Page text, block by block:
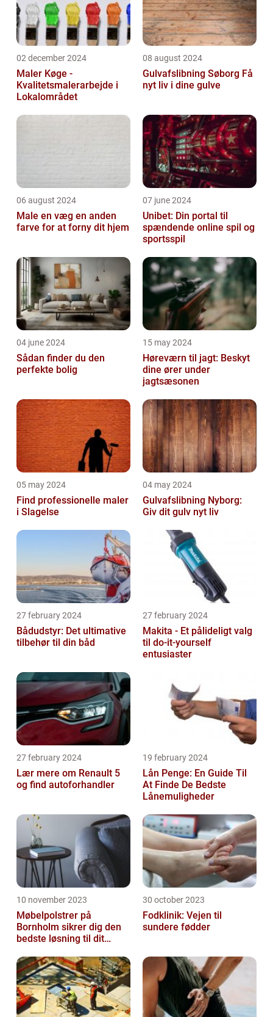
02 december 2024
Maler Køge -
Kvalitetsmalerarbejde i
Lokalområdet
08 august 2024
Gulvafslibning Søborg Få
nyt liv i dine gulve
06 august 2024
Male en væg en anden
farve for at forny dit hjem
07 june 2024
Unibet: Din portal til
spændende online spil og
sportsspil
04 june 2024
Sådan finder du den
perfekte bolig
15 may 2024
Høreværn til jagt: Beskyt
dine ører under
jagtsæsonen
05 may 2024
Find professionelle maler
i Slagelse
04 may 2024
Gulvafslibning Nyborg:
Giv dit gulv nyt liv
27 february 2024
Bådudstyr: Det ultimative
tilbehør til din båd
27 february 2024
Makita - Et pålideligt valg
til do-it-yourself
entusiaster
27 february 2024
Lær mere om Renault 5
og find autoforhandler
19 february 2024
Lån Penge: En Guide Til
At Finde De Bedste
Lånemuligheder
10 november 2023
Møbelpolstrer på
Bornholm sikrer dig den
bedste løsning til dit
30 october 2023
Fodklinik: Vejen til
sundere fødder